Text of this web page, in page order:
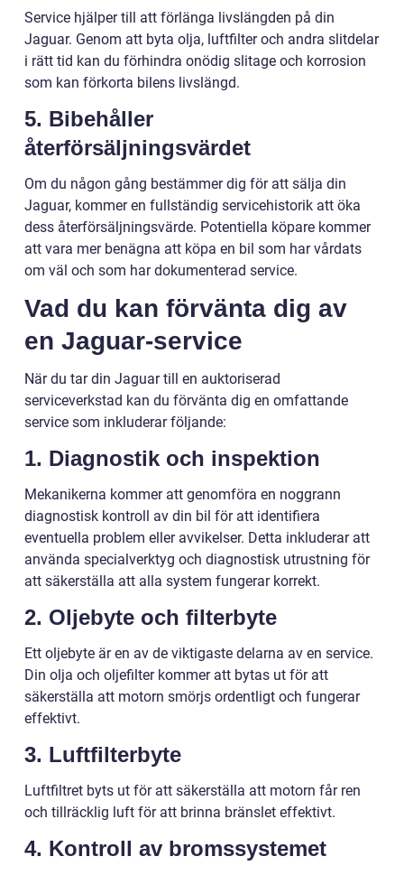
Service hjälper till att förlänga livslängden på din
Jaguar. Genom att byta olja, luftfilter och andra slitdelar
i rätt tid kan du förhindra onödig slitage och korrosion
som kan förkorta bilens livslängd.
5. Bibehåller
återförsäljningsvärdet
Om du någon gång bestämmer dig för att sälja din
Jaguar, kommer en fullständig servicehistorik att öka
dess återförsäljningsvärde. Potentiella köpare kommer
att vara mer benägna att köpa en bil som har vårdats
om väl och som har dokumenterad service.
Vad du kan förvänta dig av
en Jaguar-service
När du tar din Jaguar till en auktoriserad
serviceverkstad kan du förvänta dig en omfattande
service som inkluderar följande:
1. Diagnostik och inspektion
Mekanikerna kommer att genomföra en noggrann
diagnostisk kontroll av din bil för att identifiera
eventuella problem eller avvikelser. Detta inkluderar att
använda specialverktyg och diagnostisk utrustning för
att säkerställa att alla system fungerar korrekt.
2. Oljebyte och filterbyte
Ett oljebyte är en av de viktigaste delarna av en service.
Din olja och oljefilter kommer att bytas ut för att
säkerställa att motorn smörjs ordentligt och fungerar
effektivt.
3. Luftfilterbyte
Luftfiltret byts ut för att säkerställa att motorn får ren
och tillräcklig luft för att brinna bränslet effektivt.
4. Kontroll av bromssystemet